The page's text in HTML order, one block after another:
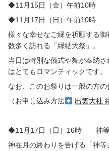
◆11月 15日（金）午前10時
◆11月 17日（日）午前10時
様々な幸せなご縁を祈願する
数多く訪れる「縁結大祭」。
当日は特別な儀式や舞が奉納
はとてもロマンティックです。
なお、このお祭りは一般の方の
（お申し込み方法
出雲大社
◆11月17日（日）16時 神
神在月の終わりを告げる「神